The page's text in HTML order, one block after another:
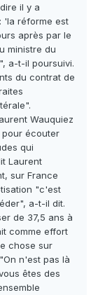
il y a
'la réforme est
après par le
ministre du
a-t-il poursuivi.
du contrat de
Wauquiez
écouter
qui
Laurent
sur France
"c'est
a-t-il dit.
de 37,5 ans à
comme effort
chose sur
n'est pas là
êtes des